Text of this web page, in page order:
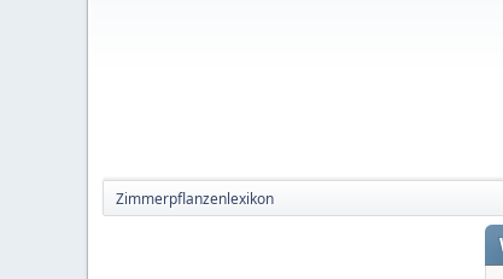
Zimmerpflanzenlexikon